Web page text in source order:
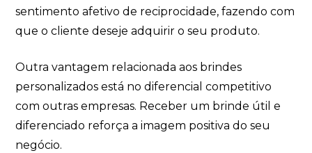
sentimento afetivo de reciprocidade, fazendo com
que o cliente deseje adquirir o seu produto.
Outra vantagem relacionada aos brindes
personalizados está no diferencial competitivo
com outras empresas. Receber um brinde útil e
diferenciado reforça a imagem positiva do seu
negócio.